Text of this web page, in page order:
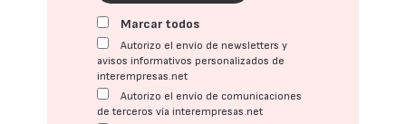
Marcar todos
Autorizo el envío de newsletters y
avisos informativos personalizados de
interempresas.net
Autorizo el envío de comunicaciones
de terceros vía interempresas.net